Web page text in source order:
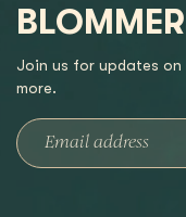
Join us for updates on
more.